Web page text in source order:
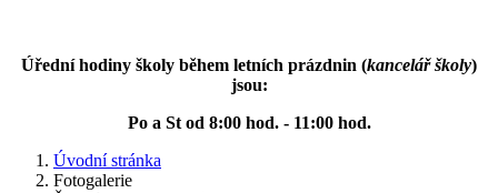
Úřední hodiny školy během letních prázdnin (kancelář školy)
jsou:
Po a St od 8:00 hod. - 11:00 hod.
Úvodní stránka
Fotogalerie